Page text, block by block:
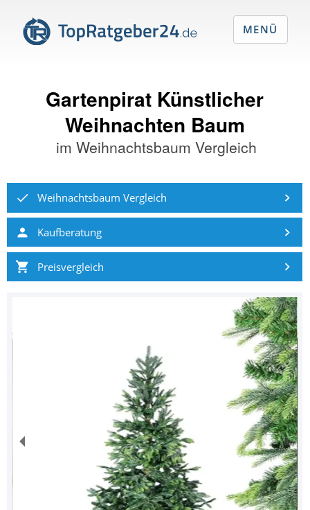
Gartenpirat Künstlicher
Weihnachten Baum
im Weihnachtsbaum Vergleich
Weihnachtsbaum Vergleich
Kaufberatung
Preisvergleich
MENÜ